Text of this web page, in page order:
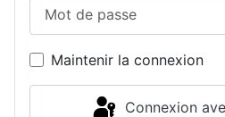
Maintenir la connexion
Connexion